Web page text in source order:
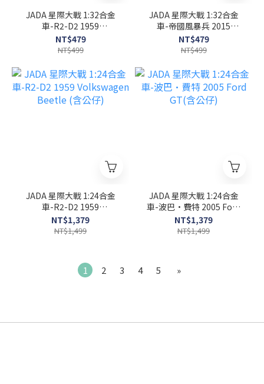
JADA 星際大戰 1:32合金
車-R2-D2 1959
Volkswagen Beetle8
NT$479
NT$499
JADA 星際大戰 1:32合金
車-帝國風暴兵 2015
Dodge Challenger SRT8
NT$479
NT$499
JADA 星際大戰 1:24合金
車-R2-D2 1959
Volkswagen Beetle (含公
仔)
NT$1,379
NT$1,499
JADA 星際大戰 1:24合金
車-波巴·費特 2005 Ford
GT(含公仔)
NT$1,379
NT$1,499
1 2 3 4 5 »